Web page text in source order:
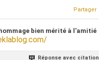
Partager
bien mérité à l'amitié
Réponse avec citation